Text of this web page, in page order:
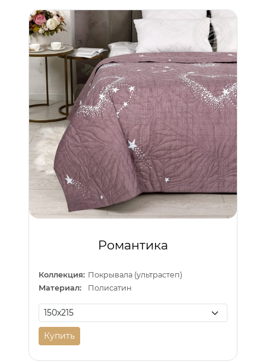
Романтика
Коллекция: Покрывала (ультрастеп)
Материал:
Полисатин
Купить